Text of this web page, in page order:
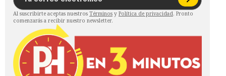
Al suscribirte aceptas nuestros Términos y Política de privacidad. Pronto
comenzarás a recibir nuestro newsletter.